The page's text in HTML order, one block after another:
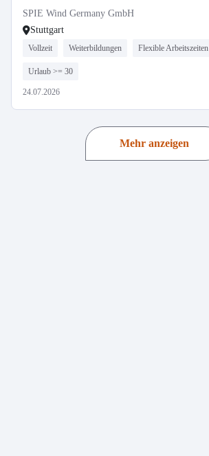
SPIE Wind Germany GmbH
Stuttgart
Vollzeit Weiterbildungen Flexible Arbeitszeiten
Urlaub >= 30
24.07.2026
Mehr anzeigen